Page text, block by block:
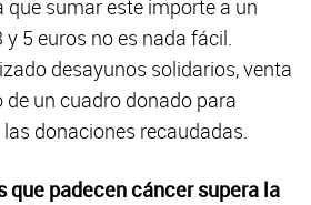
que sumar este importe a un
5 euros no es nada fácil.
desayunos solidarios, venta
de un cuadro donado para
donaciones recaudadas.
que padecen cáncer supera la